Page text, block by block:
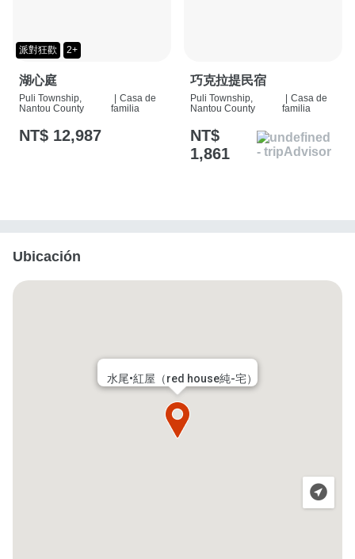
派對狂歡 2+
湖心庭
Puli Township,
Nantou County
| Casa de
familia
NT$ 12,987
巧克拉提民宿
Puli Township,
Nantou County
| Casa de
familia
NT$
1,861
Ubicación
水尾•紅屋（red house純-宅）